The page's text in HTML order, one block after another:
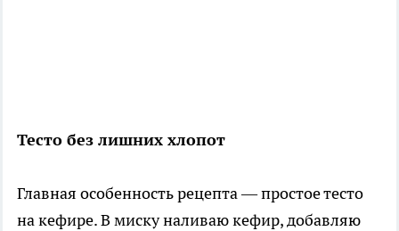
Тесто без лишних хлопот
Главная особенность рецепта — простое тесто
на кефире. В миску наливаю кефир, добавляю